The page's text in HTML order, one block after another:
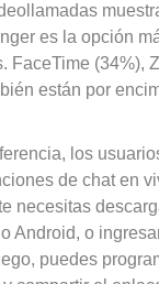
es la opción
FaceTime (34%),
están por
los
de chat en
necesitas
Android, o
puedes